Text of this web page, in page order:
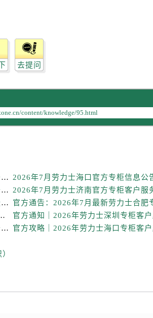
后服务中心（需提前预约）
务中心（需提前预约）
务中心（需提前预约）
服务中心（需提前预约）
后服务中心（需提前预约）
后服务中心（需提前预约）
务中心（需提前预约）
中心（需提前预约）
务中心（需提前预约）
后服务中心（需提前预约）
务中心（需提前预约）
售后服务中心（需提前预约）
去提问
2026年7月劳力士西安官方专柜服务热线一览｜客户服务渠道与专柜名录
2026年7月劳力士官方专柜无锡客户服务热线攻略｜服务信息大全公示
官方重磅｜2026年劳力士泉州专柜客户服务电话（7月最新）附门店攻略
客户服务电话+珠海专柜信息重磅公示
官方重磅通知｜2026年7月最新劳力士北京专柜客户服务电话已核验，专柜信息公开